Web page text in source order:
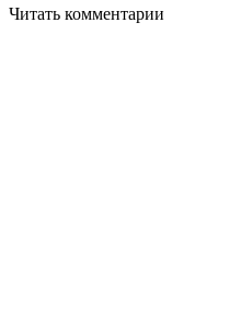
Читать комментарии